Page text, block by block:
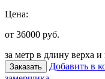
Цена:
от 36000 руб.
за метр в длину верха и
Заказать Добавить в